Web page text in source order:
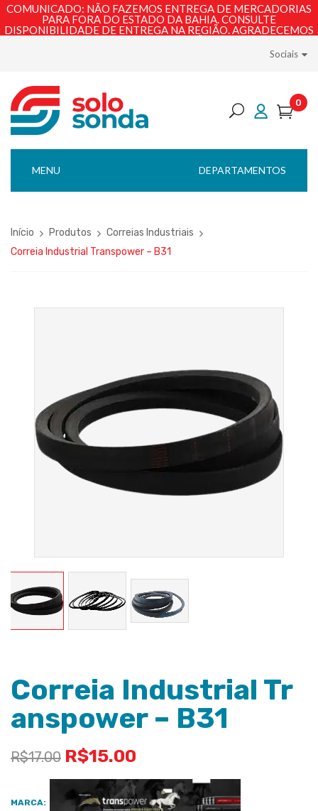
COMUNICADO: NÃO FAZEMOS ENTREGA DE MERCADORIAS
PARA FORA DO ESTADO DA BAHIA. CONSULTE
DISPONIBILIDADE DE ENTREGA NA REGIÃO. AGRADECEMOS
Sociais
0
DEPARTAMENTOS
MENU
Início Produtos
Correias Industriais
Correia Industrial Transpower – B31
Correia Industrial Tr
anspower – B31
R$17.00 R$15.00
MARCA: